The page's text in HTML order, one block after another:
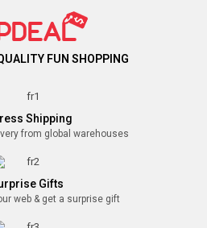
FUN SHOPPING
Shipping
from global warehouses
Gifts
web & get a surprise gift